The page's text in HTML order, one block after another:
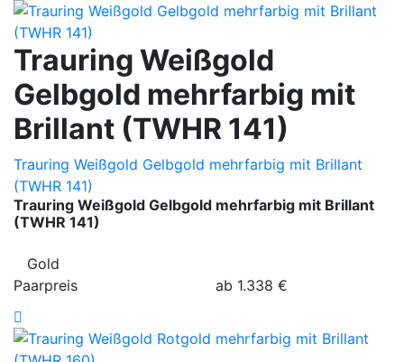
Trauring Weißgold
Gelbgold mehrfarbig mit
Brillant (TWHR 141)
Trauring Weißgold Gelbgold mehrfarbig mit Brillant
(TWHR 141)
Trauring Weißgold Gelbgold mehrfarbig mit Brillant
(TWHR 141)
Gold
Paarpreis
ab 1.338 €